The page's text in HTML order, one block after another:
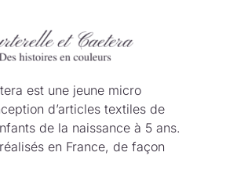
est une jeune micro
d’articles textiles de
de la naissance à 5 ans.
en France, de façon